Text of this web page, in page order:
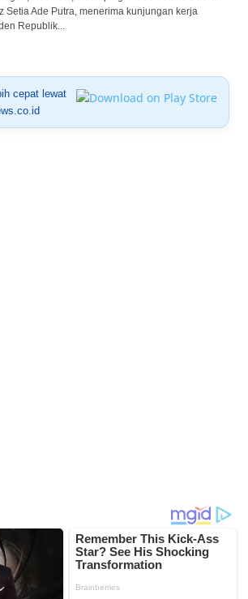
Setia Ade Putra, menerima kunjungan kerja
Republik...
cepat lewat